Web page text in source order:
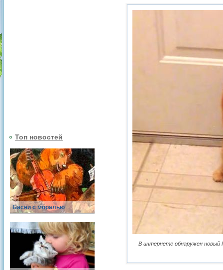
Топ новостей
Басни с моралью
В интернете обнаружен новый